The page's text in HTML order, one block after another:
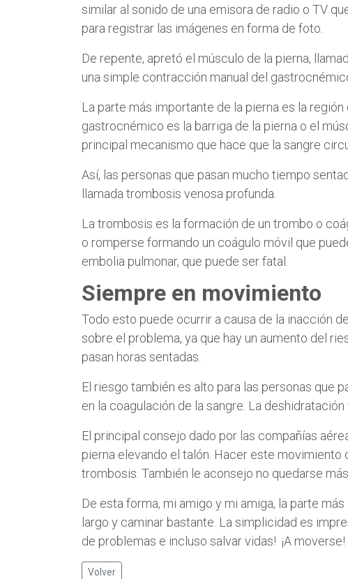
similar al sonido de una emisora de radio o TV
para registrar las imágenes en forma de foto.
De repente, apretó el músculo de la pierna,
una simple contracción manual del
La parte más importante de la pierna es la
gastrocnémico es la barriga de la pierna o el
principal mecanismo que hace que la sangre
Así, las personas que pasan mucho tiempo
llamada trombosis venosa profunda.
La trombosis es la formación de un trombo o
o romperse formando un coágulo móvil que
embolia pulmonar, que puede ser fatal.
Siempre en movimiento
Todo esto puede ocurrir a causa de la inacción
sobre el problema, ya que hay un aumento del
pasan horas sentadas.
El riesgo también es alto para las personas que
en la coagulación de la sangre. La
El principal consejo dado por las compañías
pierna elevando el talón. Hacer este
trombosis. También le aconsejo no quedarse
De esta forma, mi amigo y mi amiga, la parte
largo y caminar bastante. La simplicidad es
de problemas e incluso salvar vidas! ¡A moverse!
Volver